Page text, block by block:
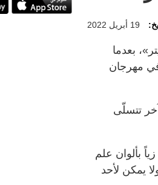
19 أبريل 2022
بعدما
في مهرجان
تتسلّى
زياً بألوان علم
يمكن لأحد